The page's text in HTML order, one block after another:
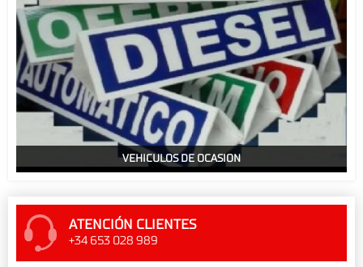
VEHICULOS DE OCASION
ATENCIÓN CLIENTES
+34 653 028 989